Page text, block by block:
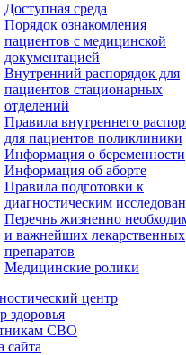
Доступная среда
Порядок ознакомления
пациентов с медицинской
документацией
Внутренний распорядок для
пациентов стационарных
отделений
Правила внутреннего
для пациентов поликлиники
Информация о беременности
Информация об аборте
Правила подготовки к
диагностическим
Перечнь жизненно
и важнейших лекарственных
препаратов
Медицинские ролики
центр
здоровья
СВО
сайта